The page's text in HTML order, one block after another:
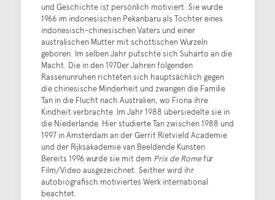
und Geschichte ist persönlich motiviert. Sie wurde
1966 im indonesischen Pekanbaru als Tochter eines
indonesisch-chinesischen Vaters und einer
australischen Mutter mit schottischen Wurzeln
geboren. Im selben Jahr putschte sich Suharto an die
Macht. Die in den 1970er Jahren folgenden
Rassenunruhen richteten sich hauptsächlich gegen
die chinesische Minderheit und zwangen die Familie
Tan in die Flucht nach Australien, wo Fiona ihre
Kindheit verbrachte. Im Jahr 1988 übersiedelte sie in
die Niederlande. Hier studierte Tan zwischen 1988 und
1997 in Amsterdam an der Gerrit Rietvield Academie
und der Rijksakademie van Beeldende Kunsten.
Bereits 1996 wurde sie mit dem Prix de Romefür
Film/Video ausgezeichnet. Seither wird ihr
autobiografisch motiviertes Werk international
beachtet.